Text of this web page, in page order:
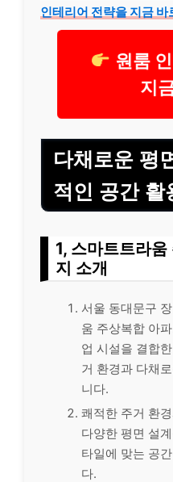
인테리어 전략을 지금
원룸
지
다채로운 평
적인 공간 활
1, 스마트트라
지 소개
서울 동대문구
움 주상복합 아
업 시설을 결합
거 환경과 다채
니다.
쾌적한 주거 환
다양한 평면 설
타일에 맞는 공
다.